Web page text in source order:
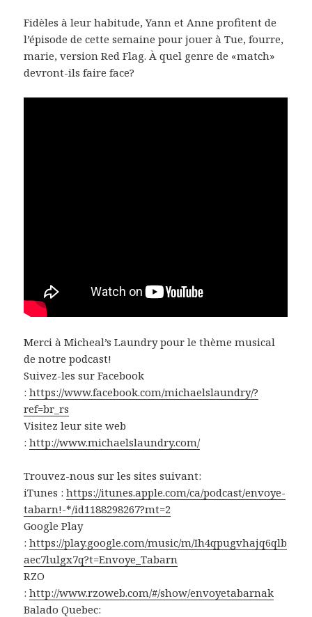
Fidèles à leur habitude, Yann et Anne profitent de
l’épisode de cette semaine pour jouer à Tue, fourre,
marie, version Red Flag. À quel genre de «match»
devront-ils faire face?
Merci à Micheal’s Laundry pour le thème musical
de notre podcast!
Suivez-les sur Facebook
:https://www.facebook.com/michaelslaundry/?
ref=br_rs
Visitez leur site web
:http://www.michaelslaundry.com/
Trouvez-nous sur les sites suivant:
iTunes :https://itunes.apple.com/ca/podcast/envoye-
tabarn!-*/id1188298267?mt=2
Google Play
:https://play.google.com/music/m/Ih4qpugvhajq6qlb
aec7lulgx7q?t=Envoye_Tabarn
RZO
:http://www.rzoweb.com/#/show/envoyetabarnak
Balado Quebec: